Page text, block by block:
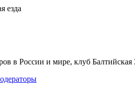
езда
в России и мире, клуб Балтийская